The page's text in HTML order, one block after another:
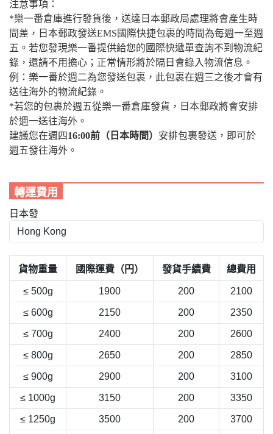
注意事項：
*樂一番倉庫進行發貨後，送達日本郵政局處理將會產生時
間差，日本郵政發送EMS國際快捷包裹的時間為每週一至週
五。若您發現樂一番提供給您的國際快遞單查詢不到物流紀
錄，還請不用擔心；正常情形將於隔日會錄入物流信息。
例：樂一番於週二為您發送包裹，此包裹在週三之後才會有
送往海外的物流紀錄。
*若您的包裹於週五從樂一番倉庫發貨，日本郵政將會安排
於週一送往海外。
建議您在週四16:00前（日本時間） 安排包裹發送，即可於
週五發往海外。
轉運費用
日本發
貨物重量 國際運費（円） 發貨手續費 總費用
≤ 500g 1900 200 2100
≤ 600g 2150 200 2350
≤ 700g 2400 200 2600
≤ 800g 2650 200 2850
≤ 900g 2900 200 3100
≤ 1000g 3150 200 3350
≤ 1250g 3500 200 3700